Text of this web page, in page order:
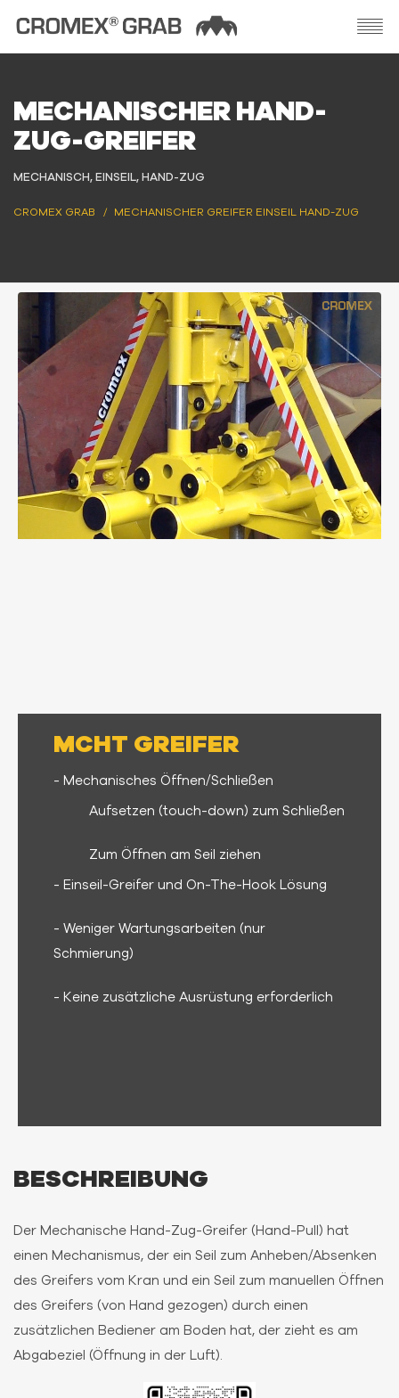
MECHANISCHER HAND-
ZUG-GREIFER
MECHANISCH, EINSEIL, HAND-ZUG
CROMEX GRAB MECHANISCHER GREIFER EINSEIL HAND-ZUG
MCHT GREIFER
- Mechanisches Öffnen/Schließen
Aufsetzen (touch-down) zum Schließen
Zum Öffnen am Seil ziehen
- Einseil-Greifer und On-The-Hook Lösung
- Weniger Wartungsarbeiten (nur
Schmierung)
- Keine zusätzliche Ausrüstung erforderlich
BESCHREIBUNG
Der Mechanische Hand-Zug-Greifer (Hand-Pull) hat
einen Mechanismus, der ein Seil zum Anheben/Absenken
des Greifers vom Kran und ein Seil zum manuellen Öffnen
des Greifers (von Hand gezogen) durch einen
zusätzlichen Bediener am Boden hat, der zieht es am
Abgabeziel (Öffnung in der Luft).